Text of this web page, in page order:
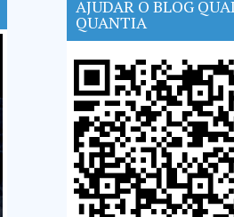
AJUDAR O BLOG
QUANTIA